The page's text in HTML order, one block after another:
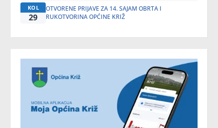
KOL
29
OTVORENE PRIJAVE ZA 14. SAJAM OBRTA I
RUKOTVORINA OPĆINE KRIŽ